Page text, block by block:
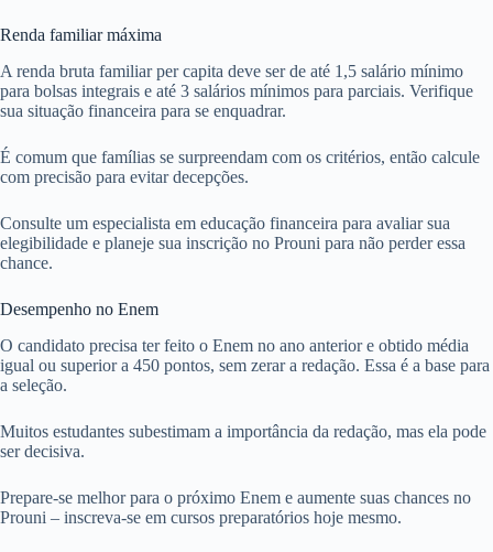
Renda familiar máxima
A renda bruta familiar per capita deve ser de até 1,5 salário mínimo
para bolsas integrais e até 3 salários mínimos para parciais. Verifique
sua situação financeira para se enquadrar.
É comum que famílias se surpreendam com os critérios, então calcule
com precisão para evitar decepções.
Consulte um especialista em educação financeira para avaliar sua
elegibilidade e planeje sua inscrição no Prouni para não perder essa
chance.
Desempenho no Enem
O candidato precisa ter feito o Enem no ano anterior e obtido média
igual ou superior a 450 pontos, sem zerar a redação. Essa é a base para
a seleção.
Muitos estudantes subestimam a importância da redação, mas ela pode
ser decisiva.
Prepare-se melhor para o próximo Enem e aumente suas chances no
Prouni – inscreva-se em cursos preparatórios hoje mesmo.